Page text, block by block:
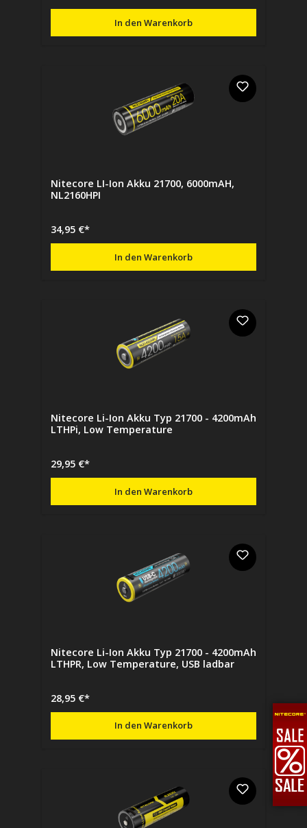
In den Warenkorb
Nitecore LI-Ion Akku 21700, 6000mAH,
NL2160HPI
34,95 €*
In den Warenkorb
Nitecore Li-Ion Akku Typ 21700 - 4200mAh
LTHPi, Low Temperature
29,95 €*
In den Warenkorb
Nitecore Li-Ion Akku Typ 21700 - 4200mAh
LTHPR, Low Temperature, USB ladbar
28,95 €*
In den Warenkorb